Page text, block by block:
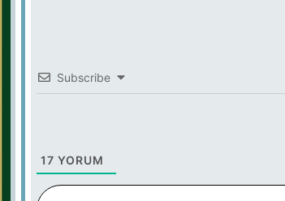
Subscribe
17 YORUM